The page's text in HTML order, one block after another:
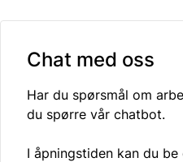
Chat med oss
Har du spørsmål om
du spørre vår chatbot.
I åpningstiden kan du